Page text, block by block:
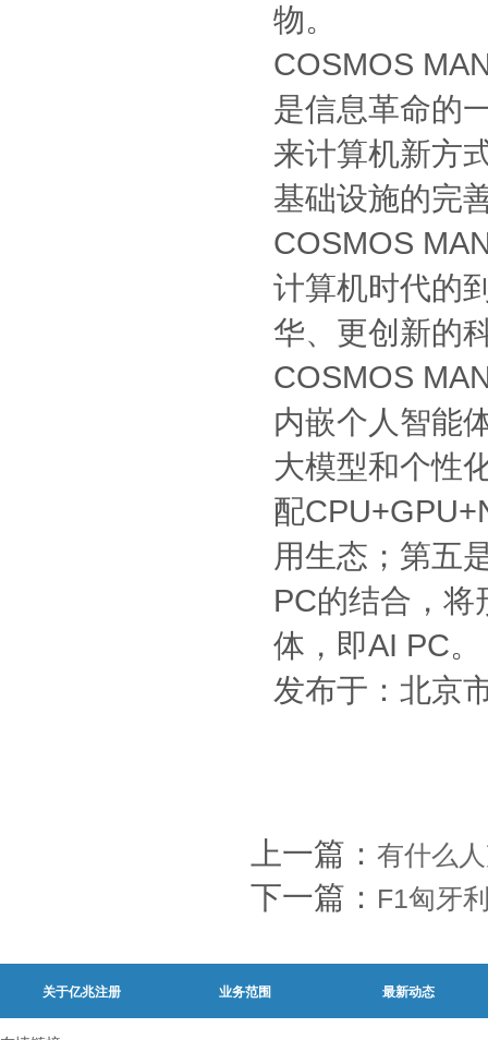
物。
COSMOS
是信息革命的
来计算机新方
基础设施的完
COSMOS
计算机时代的
华、更创新的
COSMOS
内嵌个人智能
大模型和个性
配
用生态；第五
PC的结合，将
体，即AI PC。
发布于：北京
上一篇： 有什么
下一篇： F1匈牙
关于亿兆注册 业务范围 最新动态